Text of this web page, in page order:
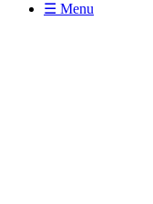
☰ Menu